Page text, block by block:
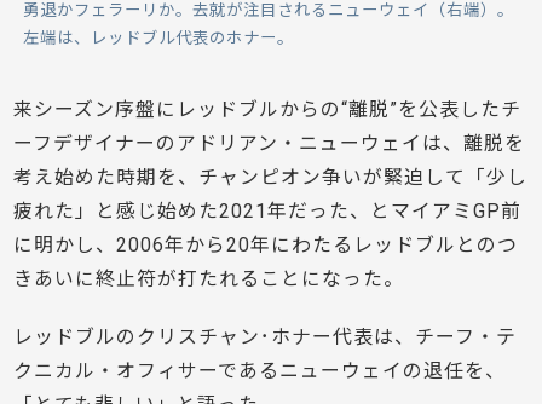
勇退かフェラーリか。去就が注目されるニューウェイ（右端）。
左端は、レッドブル代表のホナー。
来シーズン序盤にレッドブルからの“離脱”を公表したチ
ーフデザイナーのアドリアン・ニューウェイは、離脱を
考え始めた時期を、チャンピオン争いが緊迫して「少し
疲れた」と感じ始めた2021年だった、とマイアミGP前
に明かし、2006年から20年にわたるレッドブルとのつ
きあいに終止符が打たれることになった。
レッドブルのクリスチャン･ホナー代表は、チーフ・テ
クニカル・オフィサーであるニューウェイの退任を、